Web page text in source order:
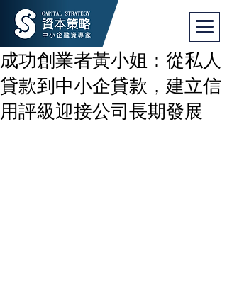
成功創業者黃小姐：從私人
貸款到中小企貸款，建立信
用評級迎接公司長期發展